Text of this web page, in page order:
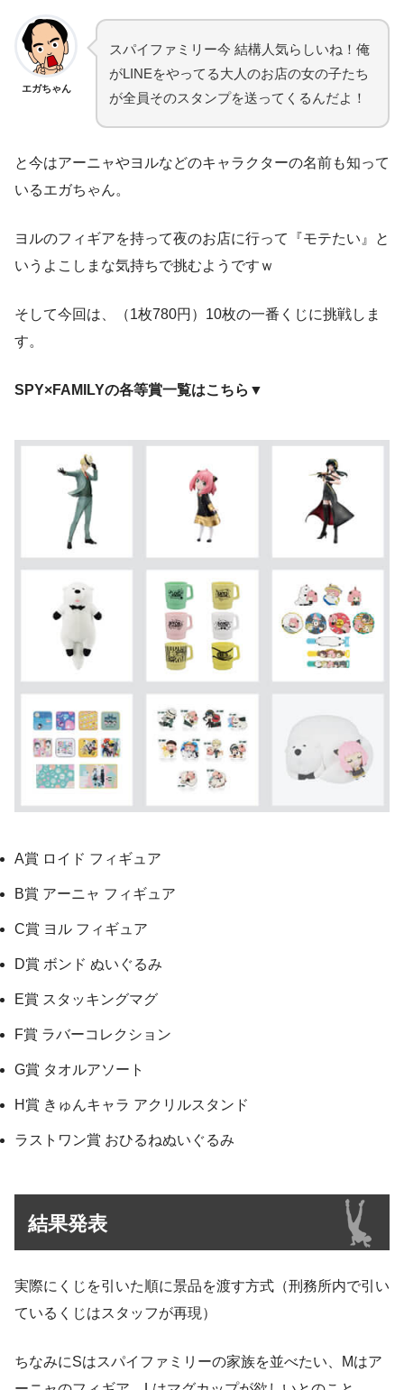
エガちゃん
スパイファミリー今 結構人気らしいね！俺
がLINEをやってる大人のお店の女の子たち
が全員そのスタンプを送ってくるんだよ！
と今はアーニャやヨルなどのキャラクターの名前も知って
いるエガちゃん。
ヨルのフィギアを持って夜のお店に行って『モテたい』と
いうよこしまな気持ちで挑むようですｗ
そして今回は、（1枚780円）10枚の一番くじに挑戦しま
す。
SPY×FAMILYの各等賞一覧はこちら ▼
A賞 ロイド フィギュア
B賞 アーニャ フィギュア
C賞 ヨル フィギュア
D賞 ボンド ぬいぐるみ
E賞 スタッキングマグ
F賞 ラバーコレクション
G賞 タオルアソート
H賞 きゅんキャラ アクリルスタンド
ラストワン賞 おひるねぬいぐるみ
結果発表
実際にくじを引いた順に景品を渡す方式（刑務所内で引い
ているくじはスタッフが再現）
ちなみにSはスパイファミリーの家族を並べたい、Mはア